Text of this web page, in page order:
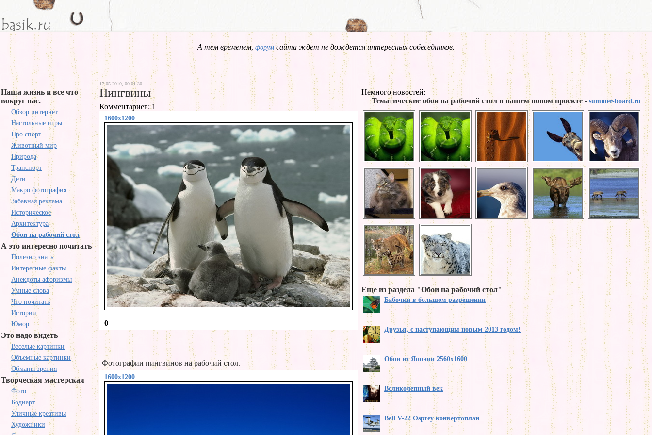
А тем временем, форум сайта ждет не дождется интересных собеседников.
Наша жизнь и все что
вокруг нас.
Обзор интернет
Настольные игры
Про спорт
Животный мир
Природа
Транспорт
Дети
Макро фотография
Забавная реклама
Историческое
Архитектура
Обои на рабочий стол
А это интересно почитать
Полезно знать
Интересные факты
Анекдоты афоризмы
Умные слова
Что почитать
Истории
Юмор
Это надо видеть
Веселые картинки
Объемные картинки
Обманы зрения
Творческая мастерская
Фото
Бодиарт
Уличные креативы
Художники
17.05.2010, 00.01.30
Пингвины
Комментариев: 1
1600x1200
0
Фотографии пингвинов на рабочий стол.
1600x1200
Немного новостей:
Тематические обои на рабочий стол в нашем новом проекте - summer-board.ru
Еще из раздела "Обои на рабочий стол"
Бабочки в большом разрешении
Друзья, с наступающим новым 2013 годом!
Обои из Японии 2560x1600
Великолепный век
Bell V-22 Osprey конвертоплан